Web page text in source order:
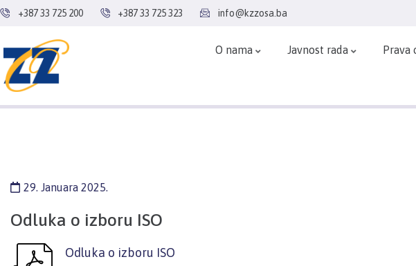
+387 33 725 200 +387 33 725 323 info@kzzosa.ba
O nama Javnost rada Prava
29. Januara 2025.
Odluka o izboru ISO
Odluka o izboru ISO